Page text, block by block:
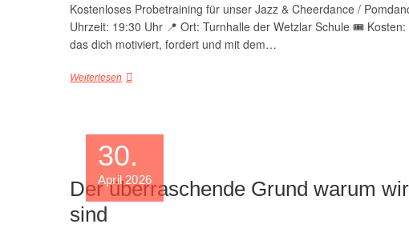
Kostenloses Probetraining für unser Jazz & Cheerdance /
Uhrzeit: 19:30 Uhr 📍 Ort: Turnhalle der Wetzlar Schule 🎟️
das dich motiviert, fordert und mit dem…
Weiterlesen
30.
April 2026
Der überraschende Grund warum
sind